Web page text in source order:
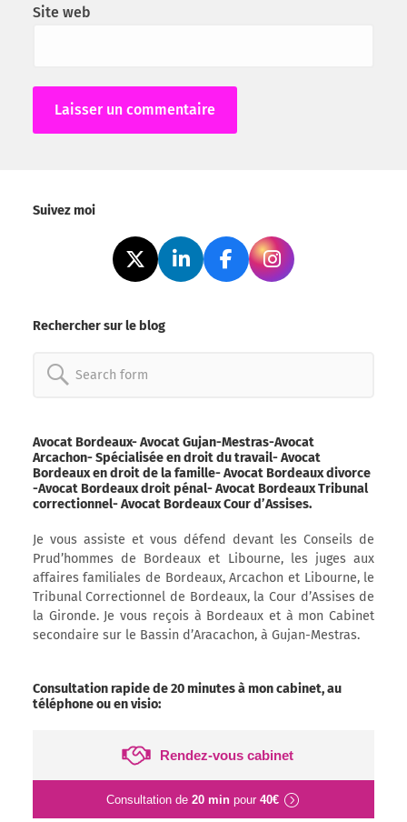
Site web
Suivez moi
Rechercher sur le blog
Search
Avocat Bordeaux- Avocat Gujan-Mestras-Avocat
Arcachon- Spécialisée en droit du travail- Avocat
Bordeaux en droit de la famille- Avocat Bordeaux divorce
-Avocat Bordeaux droit pénal- Avocat Bordeaux Tribunal
correctionnel- Avocat Bordeaux Cour d’Assises.
Je vous assiste et vous défend devant les Conseils de
Prud’hommes de Bordeaux et Libourne, les juges aux
affaires familiales de Bordeaux, Arcachon et Libourne, le
Tribunal Correctionnel de Bordeaux, la Cour d’Assises de
la Gironde. Je vous reçois à Bordeaux et à mon Cabinet
secondaire sur le Bassin d’Aracachon, à Gujan-Mestras.
Consultation rapide de 20 minutes à mon cabinet, au
téléphone ou en visio:
Rendez-vous cabinet
Consultation de 20 min pour 40€